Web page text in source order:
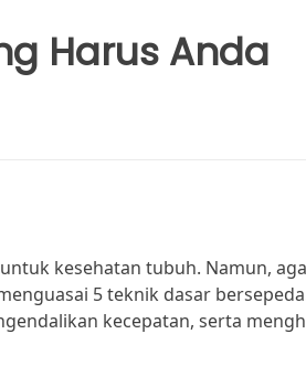
Harus Anda
kesehatan tubuh. Namun,
5 teknik dasar
kecepatan, serta